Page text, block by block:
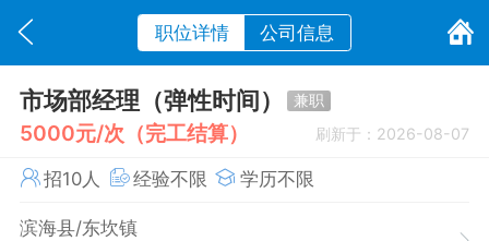
职位详情 公司信息
市场部经理（弹性时间） 兼职
5000元/次（完工结算） 刷新于：2026-08-07
招10人 经验不限 学历不限
滨海县/东坎镇